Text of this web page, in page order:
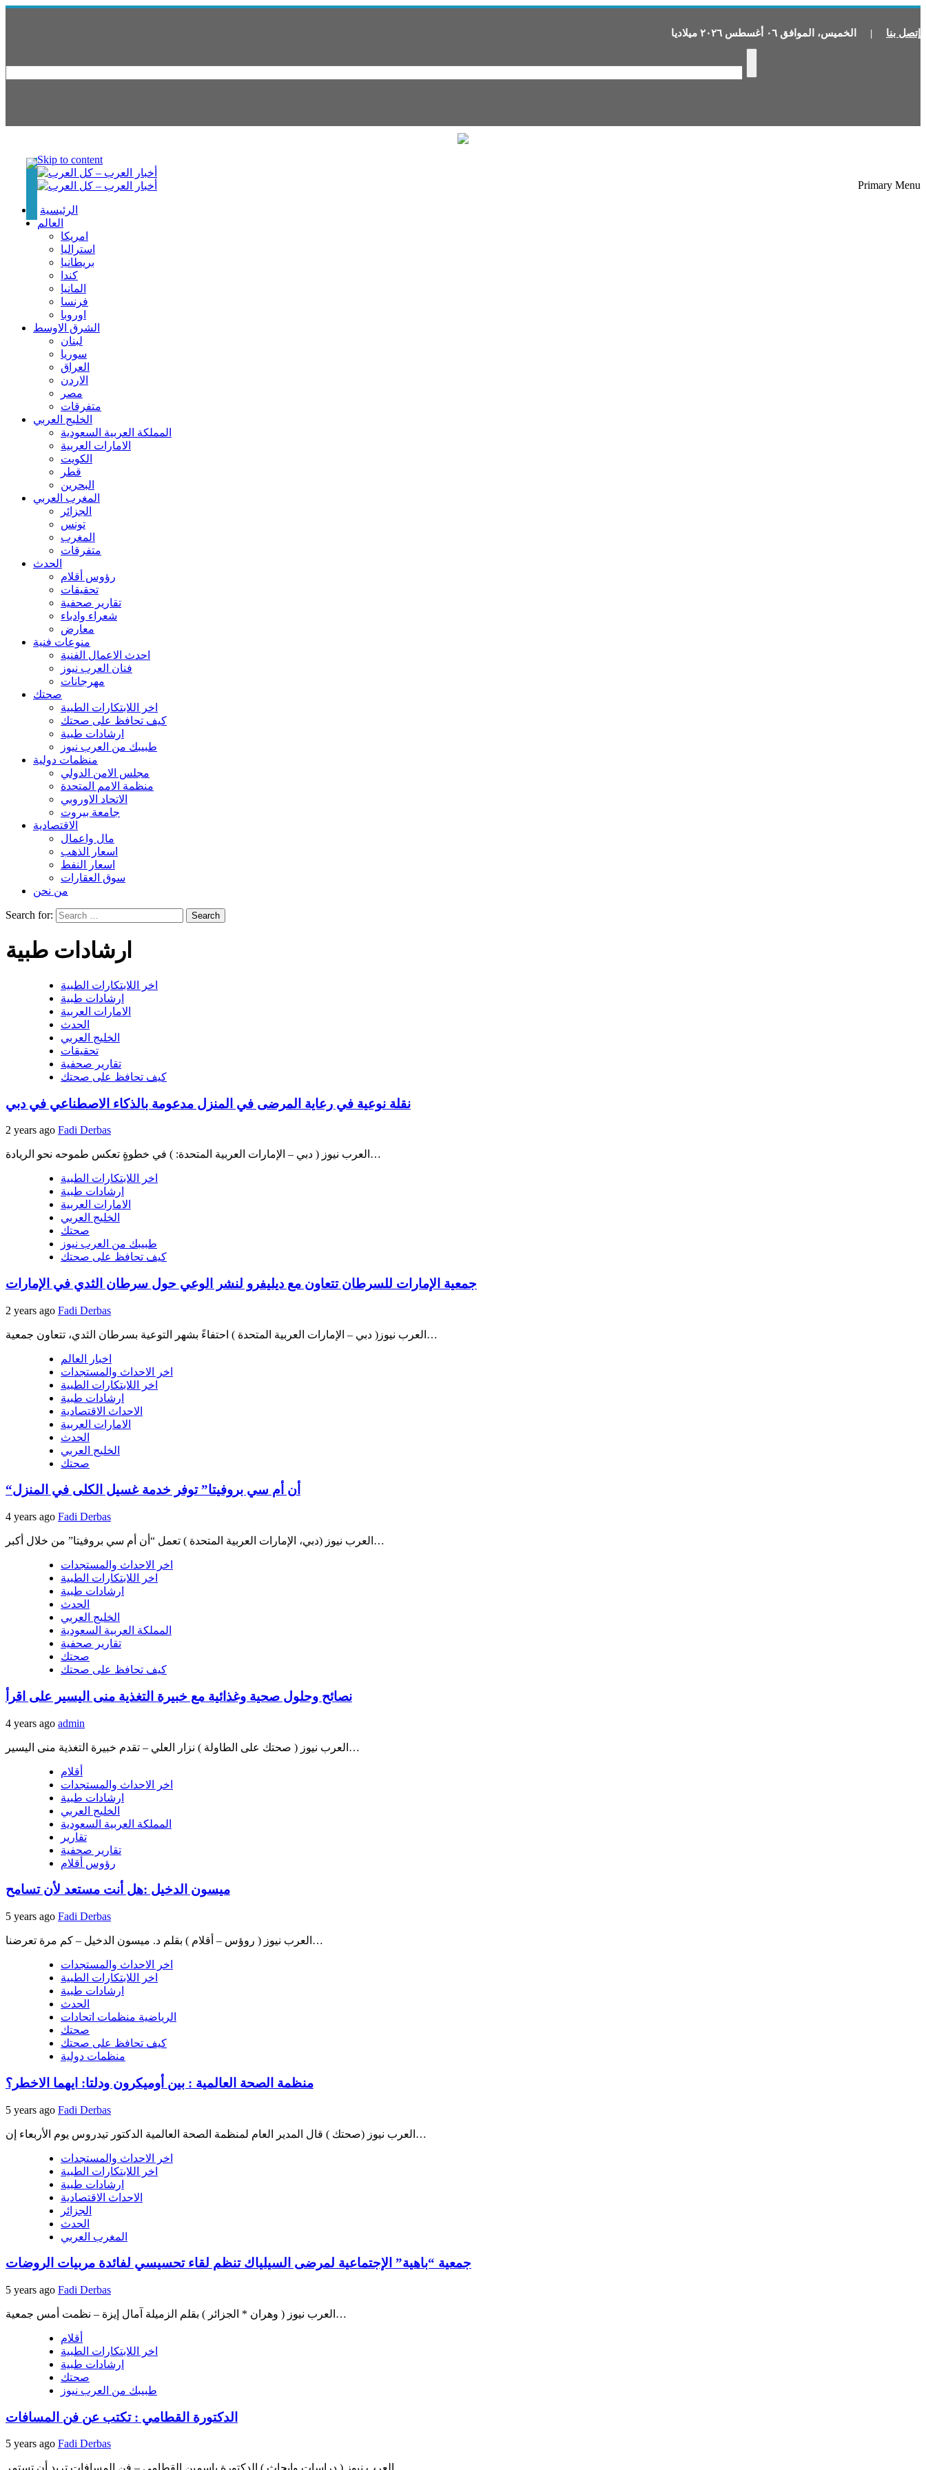
إتصل بنا | الخميس، الموافق ٠٦ أغسطس ٢٠٢٦ ميلاديا
Skip to content
Primary Menu
الرئيسية
العالم
امريكا
استراليا
بريطانيا
كندا
المانيا
فرنسا
اوروبا
الشرق الاوسط
لبنان
سوريا
العراق
الاردن
مصر
متفرقات
الخليج العربي
المملكة العربية السعودية
الامارات العربية
الكويت
قطر
البحرين
المغرب العربي
الجزائر
تونس
المغرب
متفرقات
الحدث
رؤوس أقلام
تحقيقات
تقارير صحفية
شعراء وادباء
معارض
منوعات فنية
احدث الاعمال الفنية
فنان العرب نيوز
مهرجانات
صحتك
اخر اللابتكارات الطبية
كيف تحافظ على صحتك
ارشادات طبية
طبيبك من العرب نيوز
منظمات دولية
مجلس الامن الدولي
منظمة الامم المتحدة
الاتحاد الاوروبي
جامعة بيروت
الاقتصادية
مال واعمال
اسعار الذهب
اسعار النفط
سوق العقارات
من نحن
Search for:
ارشادات طبية
اخر اللابتكارات الطبية
ارشادات طبية
الامارات العربية
الحدث
الخليج العربي
تحقيقات
تقارير صحفية
كيف تحافظ على صحتك
نقلة نوعية في رعاية المرضى في المنزل مدعومة بالذكاء الاصطناعي في دبي
2 years ago Fadi Derbas
العرب نيوز ( دبي – الإمارات العربية المتحدة: ) في خطوةٍ تعكس طموحه نحو الريادة…
اخر اللابتكارات الطبية
ارشادات طبية
الامارات العربية
الخليج العربي
صحتك
طبيبك من العرب نيوز
كيف تحافظ على صحتك
جمعية الإمارات للسرطان تتعاون مع ديليفرو لنشر الوعي حول سرطان الثدي في الإمارات
2 years ago Fadi Derbas
العرب نيوز( دبي – الإمارات العربية المتحدة ) احتفاءً بشهر التوعية بسرطان الثدي، تتعاون جمعية…
اخبار العالم
اخر الاحداث والمستجدات
اخر اللابتكارات الطبية
ارشادات طبية
الاحداث الاقتصادية
الامارات العربية
الحدث
الخليج العربي
صحتك
“أن أم سي بروفيتا” توفر خدمة غسيل الكلى في المنزل
4 years ago Fadi Derbas
العرب نيوز (دبي، الإمارات العربية المتحدة ) تعمل “أن أم سي بروفيتا” من خلال أكبر…
اخر الاحداث والمستجدات
اخر اللابتكارات الطبية
ارشادات طبية
الحدث
الخليج العربي
المملكة العربية السعودية
تقارير صحفية
صحتك
كيف تحافظ على صحتك
نصائح وحلول صحية وغذائية مع خبيرة التغذية منى اليسير على اقرأ
4 years ago admin
العرب نيوز ( صحتك على الطاولة ) نزار العلي – تقدم خبيرة التغذية منى اليسير…
أقلام
اخر الاحداث والمستجدات
ارشادات طبية
الخليج العربي
المملكة العربية السعودية
تقارير
تقارير صحفية
رؤوس أقلام
ميسون الدخيل :هل أنت مستعد لأن تسامح
5 years ago Fadi Derbas
العرب نيوز ( روؤس – أقلام ) بقلم د. ميسون الدخيل – كم مرة تعرضنا…
اخر الاحداث والمستجدات
اخر اللابتكارات الطبية
ارشادات طبية
الحدث
الرياضية منظمات اتحادات
صحتك
كيف تحافظ على صحتك
منظمات دولية
منظمة الصحة العالمية : بين أوميكرون ودلتا: ايهما الاخطر؟
5 years ago Fadi Derbas
العرب نيوز (صحتك ) قال المدير العام لمنظمة الصحة العالمية الدكتور تيدروس يوم الأربعاء إن…
اخر الاحداث والمستجدات
اخر اللابتكارات الطبية
ارشادات طبية
الاحداث الاقتصادية
الجزائر
الحدث
المغرب العربي
جمعية “باهية” الإجتماعية لمرضى السيلياك تنظم لقاء تحسيسي لفائدة مربيات الروضات
5 years ago Fadi Derbas
العرب نيوز ( وهران * الجزائر ) بقلم الزميلة آمال إيزة – نظمت أمس جمعية…
أقلام
اخر اللابتكارات الطبية
ارشادات طبية
صحتك
طبيبك من العرب نيوز
الدكتورة القطامي : تكتب عن فن المسافات
5 years ago Fadi Derbas